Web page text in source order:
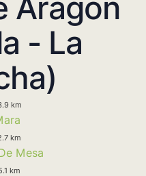
- La
km
km
Mesa
km